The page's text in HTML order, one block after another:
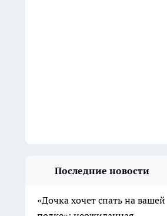
Последние новости
«Дочка хочет спать на вашей